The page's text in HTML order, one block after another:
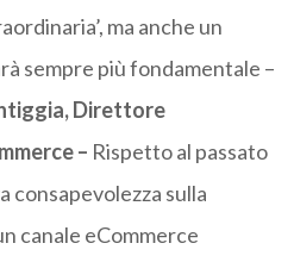
ma anche un
sempre più fondamentale –
Direttore
– Rispetto al passato
consapevolezza sulla
canale eCommerce